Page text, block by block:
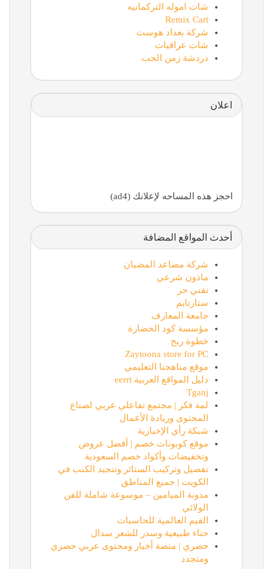
شات اموله التركمانيه
Remix Cart
شركة بغداد هوست
شات عراقيات
دردشة زمن الحب
اعلان
احجز هذه المساحه لإعلانك (ad4)
أحدث المواقع المضافة
شركة مصاعد المضيان
ماذون شرعي
تقني حر
ستارتايم
جامعة المعارف
مؤسسة كود الحضارة
خطوة ربح
Zaytoona store for PC
موقع مناهجنا التعليمي
دليل المواقع العربية eerrt
Tganj
لمة فكر | مجتمع تفاعلي عربي لصناع
المحتوى وريادة الأعمال
شبكة رأي الإخبارية
موقع كوبونات خصم | أفضل عروض
وتخفيضات وأكواد خصم السعودية
تفصيل وتركيب الستائر وتنجيد الكنب في
الكويت | جميع المناطق
مدونة الميامين – موسوعة شاملة للفن
الولائي
القيم العالمية للحاسبات
حناء طبيعية وسدر للشعر سدال
حصري | منصة أخبار ومحتوى عربي حصري
ومتجدد